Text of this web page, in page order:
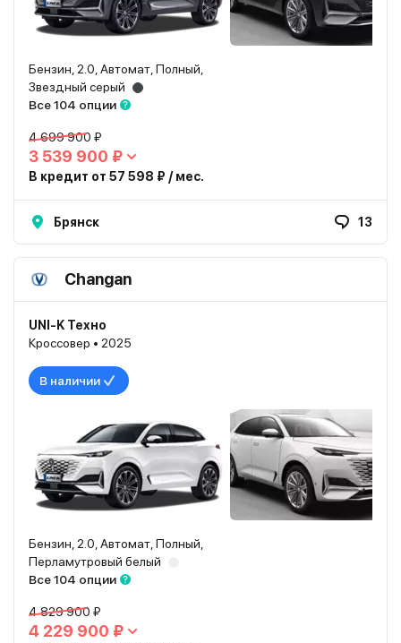
Бензин, 2.0, Автомат, Полный,
Звездный серый
Все 104 опции
4 699 900 ₽
3 539 900 ₽
В кредит от 57 598 ₽ / мес.
Брянск 13
Changan
UNI-K Техно
Кроссовер • 2025
В наличии
Бензин, 2.0, Автомат, Полный,
Перламутровый белый
Все 104 опции
4 829 900 ₽
4 229 900 ₽